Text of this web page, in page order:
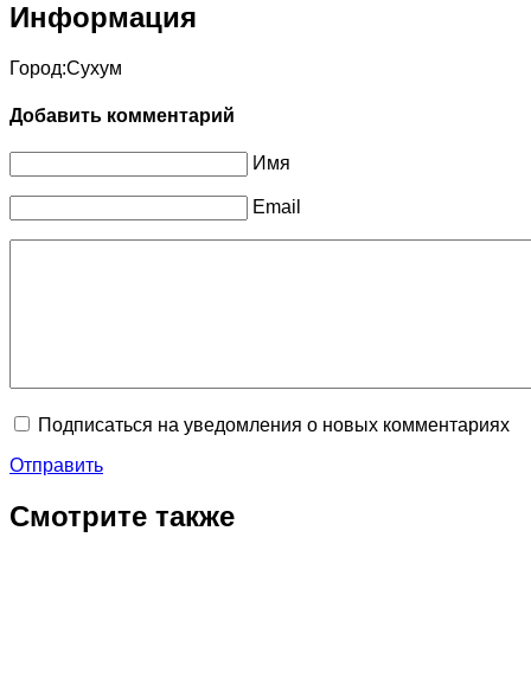
Информация
Город:Сухум
Добавить комментарий
Имя
Email
Подписаться на уведомления о новых комментариях
Отправить
Смотрите также